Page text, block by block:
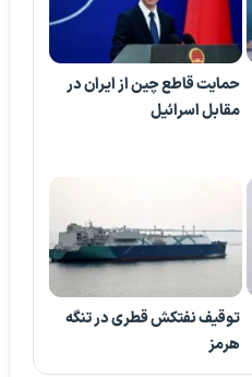
حمایت قاطع چین از ایران در
مقابل اسرائیل
توقیف نفتکش قطری در تنگه
هرمز